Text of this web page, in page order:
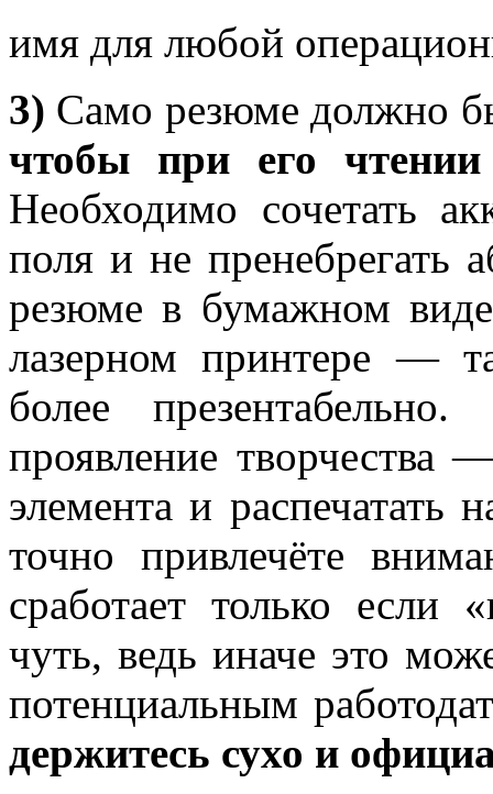
имя для любой
3) Само резюме должно
чтобы при его чтении
Необходимо сочетать
поля и не пренебрегать
резюме в бумажном
лазерном принтере —
более
проявление
элемента и
точно привлечёте
сработает только если
чуть, ведь иначе это
потенциальным
держитесь сухо и